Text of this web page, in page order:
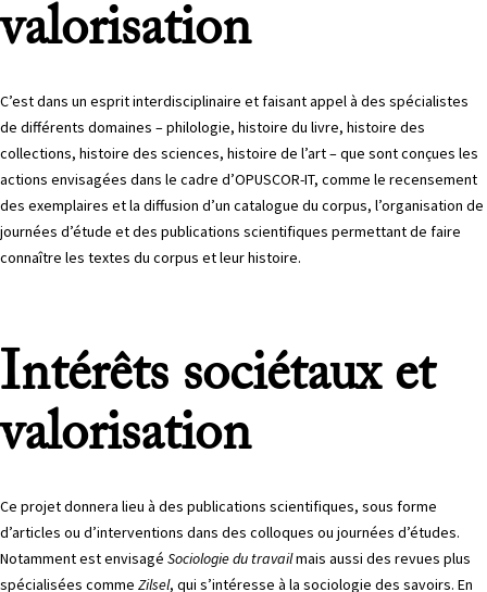
valorisation
C’est dans un esprit interdisciplinaire et faisant appel à des spécialistes
de différents domaines – philologie, histoire du livre, histoire des
collections, histoire des sciences, histoire de l’art – que sont conçues les
actions envisagées dans le cadre d’OPUSCOR-IT, comme le recensement
des exemplaires et la diffusion d’un catalogue du corpus, l’organisation de
journées d’étude et des publications scientifiques permettant de faire
connaître les textes du corpus et leur histoire.
Intérêts sociétaux et
valorisation
Ce projet donnera lieu à des publications scientifiques, sous forme
d’articles ou d’interventions dans des colloques ou journées d’études.
Notamment est envisagé Sociologie du travailmais aussi des revues plus
spécialisées comme Zilsel, qui s’intéresse à la sociologie des savoirs. En